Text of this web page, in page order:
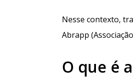
Nesse contexto,
Abrapp
O que é